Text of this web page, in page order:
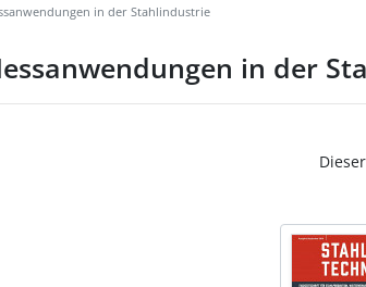
in der Stahlindustrie
in der